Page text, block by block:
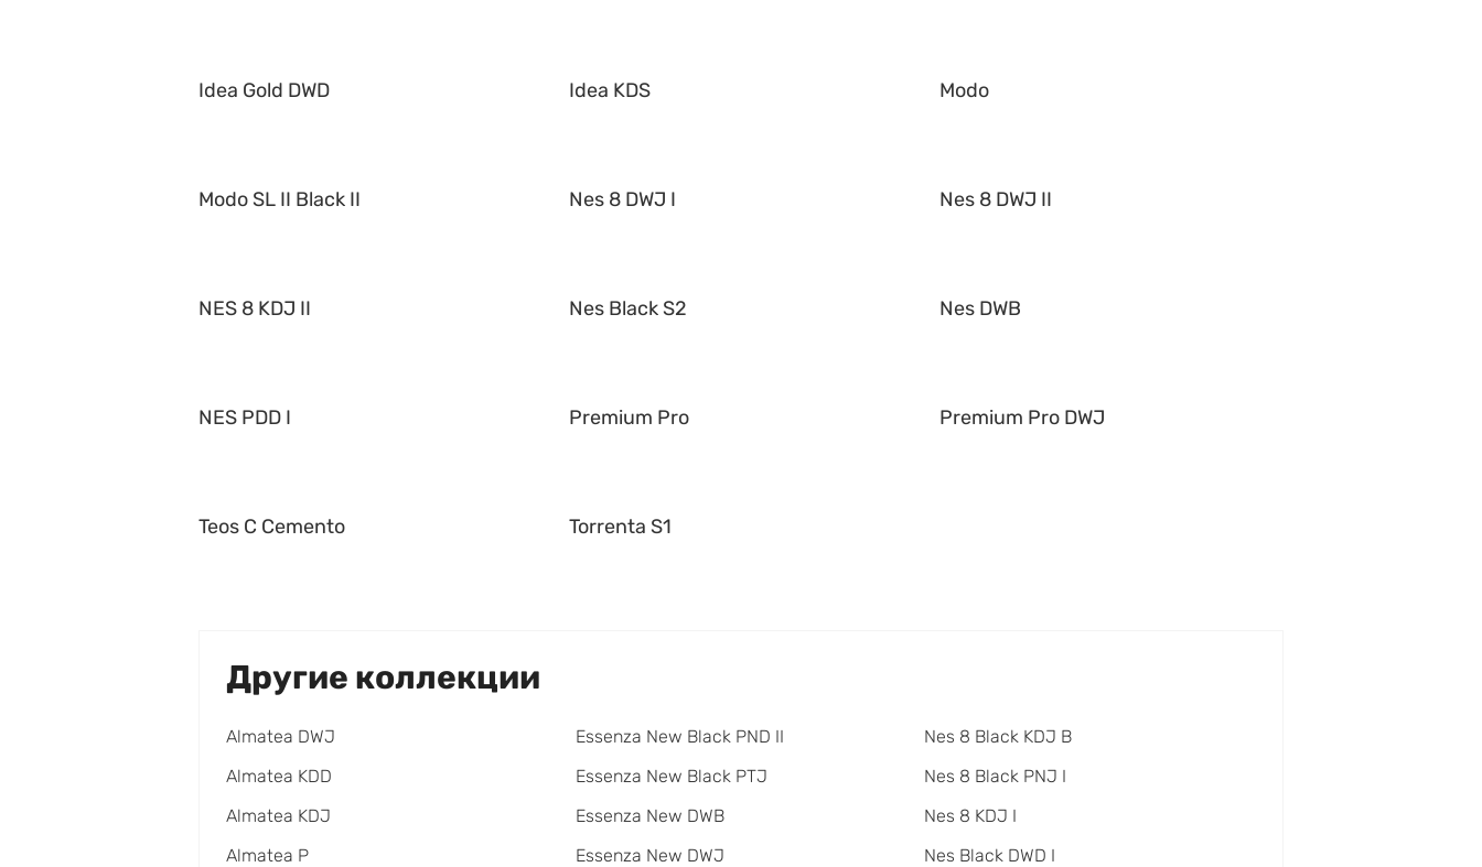
Idea Gold DWD Idea KDS Modo
Modo SL II Black II Nes 8 DWJ I Nes 8 DWJ II
NES 8 KDJ II Nes Black S2 Nes DWB
NES PDD I Premium Pro Premium Pro DWJ
Teos C Cemento Torrenta S1
Другие коллекции
Almatea DWJ
Almatea KDD
Almatea KDJ
Almatea P
Essenza New Black PND II
Essenza New Black PTJ
Essenza New DWB
Essenza New DWJ
Nes 8 Black KDJ B
Nes 8 Black PNJ I
Nes 8 KDJ I
Nes Black DWD I